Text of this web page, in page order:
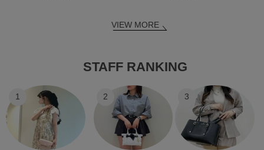
VIEW MORE
STAFF RANKING
1 2 3